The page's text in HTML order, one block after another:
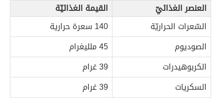
العنصر الغذائيّ
القيمة الغذائيّة
السّعرات الحراريّة
140 سعرة حرارية
الصوديوم
45 ملليغرام
الكربوهيدرات
39 غرام
السكريات
39 غرام